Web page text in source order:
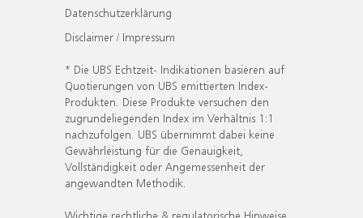
Datenschutzerklärung
Disclaimer / Impressum
* Die UBS Echtzeit- Indikationen basieren auf
Quotierungen von UBS emittierten Index-
Produkten. Diese Produkte versuchen den
zugrundeliegenden Index im Verhältnis 1:1
nachzufolgen. UBS übernimmt dabei keine
Gewährleistung für die Genauigkeit,
Vollständigkeit oder Angemessenheit der
angewandten Methodik.